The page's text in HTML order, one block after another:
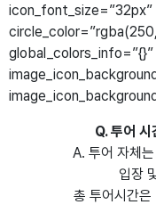
icon_font_size=”32px”
global_colors_info=”{}”
Q. 투어
A. 투어 자체
입장
총 투어시간